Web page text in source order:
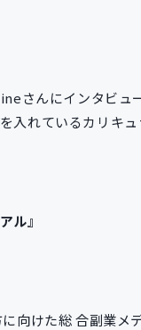
さんにインタビュ
入れているカリキ
ル』
向けた総 合副業メ